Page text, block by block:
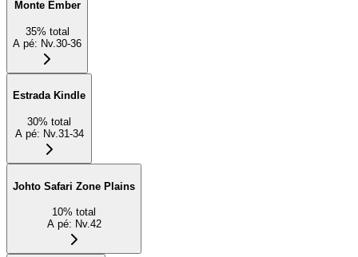
Monte Ember
35% total
A pé: Nv.30-36
Estrada Kindle
30% total
A pé: Nv.31-34
Johto Safari Zone Plains
10% total
A pé: Nv.42